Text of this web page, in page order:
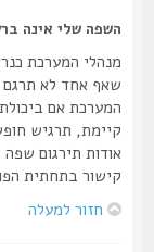
השפה שלי אינה
מנהלי המערכת
שאף אחד לא תרגם את
המערכת אם ביכולתם
קיימת, תרגיש חופשי
קישור בתחתית
חזור למעלה